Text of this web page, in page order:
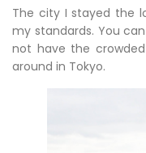
The city I stayed the
my standards. You
not have the
around in Tokyo.